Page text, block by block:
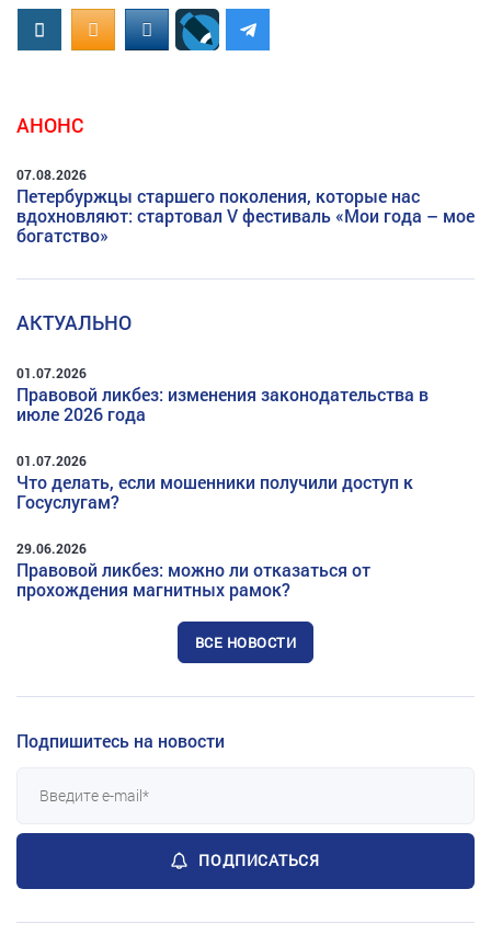
ВконтактеOK.RUMAIL.RU
АНОНС
07.08.2026
Петербуржцы старшего поколения, которые нас
вдохновляют: стартовал V фестиваль «Мои года – мое
богатство»
АКТУАЛЬНО
01.07.2026
Правовой ликбез: изменения законодательства в
июле 2026 года
01.07.2026
Что делать, если мошенники получили доступ к
Госуслугам?
29.06.2026
Правовой ликбез: можно ли отказаться от
прохождения магнитных рамок?
ВСЕ НОВОСТИ
Подпишитесь на новости
ПОДПИСАТЬСЯ